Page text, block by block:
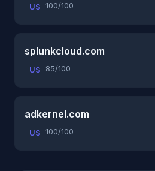
US 100/100
splunkcloud.com
US 85/100
adkernel.com
US 100/100